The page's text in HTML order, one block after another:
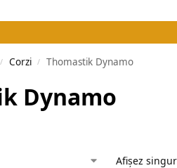
/ Corzi / Thomastik Dynamo
Dynamo
Afișez